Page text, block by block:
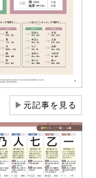
▶元記事を見る